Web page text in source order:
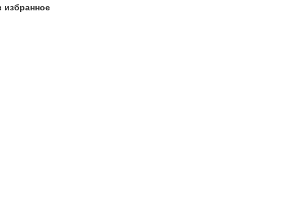
избранное